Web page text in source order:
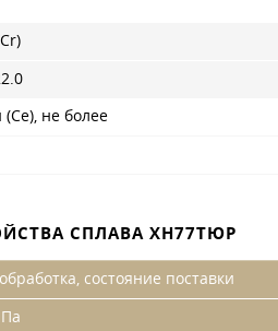
не более
СПЛАВА ХН77ТЮР
состояние поставки